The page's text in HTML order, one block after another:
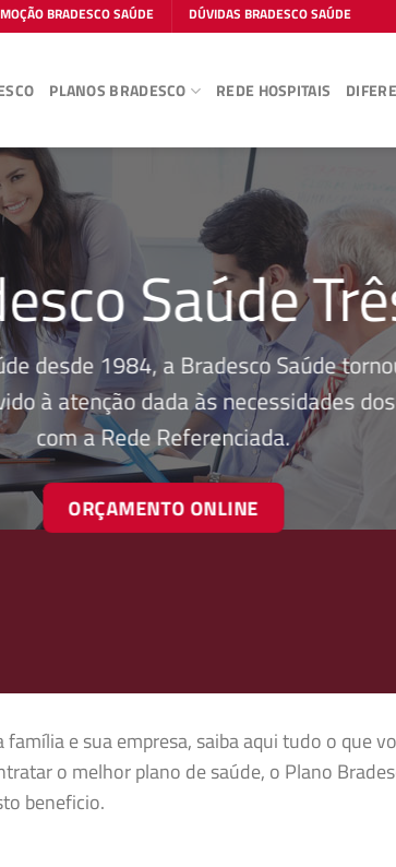
BRADESCO SAÚDE DÚVIDAS BRADESCO SAÚDE
PLANOS BRADESCO REDE HOSPITAIS
Saúde
desde 1984, a Bradesco Saúde
à atenção dada às necessidades
com a Rede Referenciada.
ORÇAMENTO ONLINE
e sua empresa, saiba aqui tudo o que
o melhor plano de saúde, o Plano
beneficio.